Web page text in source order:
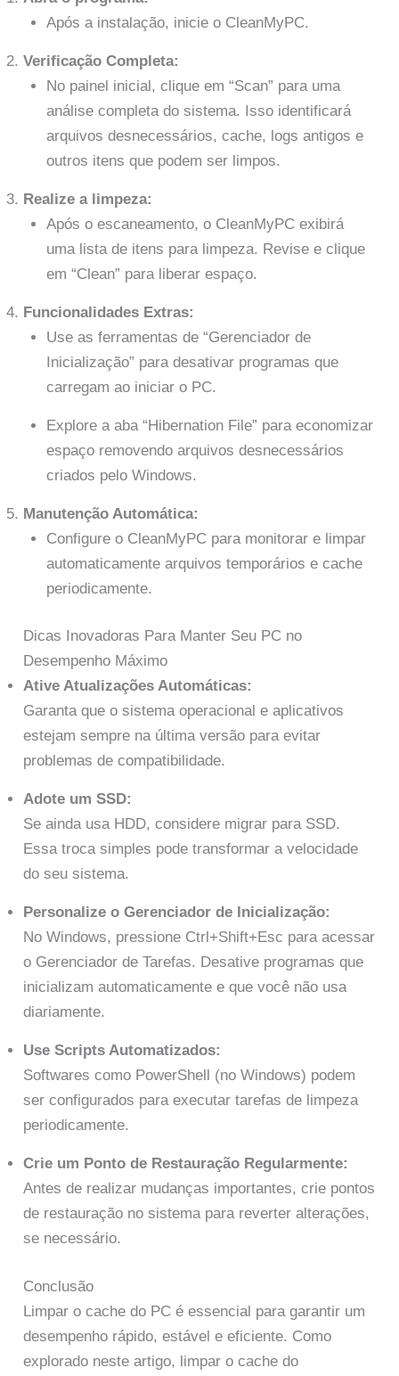
Após a instalação, inicie o CleanMyPC.
Verificação Completa:
No painel inicial, clique em “Scan” para uma
análise completa do sistema. Isso identificará
arquivos desnecessários, cache, logs antigos e
outros itens que podem ser limpos.
Realize a limpeza:
Após o escaneamento, o CleanMyPC exibirá
uma lista de itens para limpeza. Revise e clique
em “Clean” para liberar espaço.
Funcionalidades Extras:
Use as ferramentas de “Gerenciador de
Inicialização” para desativar programas que
carregam ao iniciar o PC.
Explore a aba “Hibernation File” para economizar
espaço removendo arquivos desnecessários
criados pelo Windows.
Manutenção Automática:
Configure o CleanMyPC para monitorar e limpar
automaticamente arquivos temporários e cache
periodicamente.
Dicas Inovadoras Para Manter Seu PC no
Desempenho Máximo
Ative Atualizações Automáticas:
Garanta que o sistema operacional e aplicativos
estejam sempre na última versão para evitar
problemas de compatibilidade.
Adote um SSD:
Se ainda usa HDD, considere migrar para SSD.
Essa troca simples pode transformar a velocidade
do seu sistema.
Personalize o Gerenciador de Inicialização:
No Windows, pressione Ctrl+Shift+Esc para acessar
o Gerenciador de Tarefas. Desative programas que
inicializam automaticamente e que você não usa
diariamente.
Use Scripts Automatizados:
Softwares como PowerShell (no Windows) podem
ser configurados para executar tarefas de limpeza
periodicamente.
Crie um Ponto de Restauração Regularmente:
Antes de realizar mudanças importantes, crie pontos
de restauração no sistema para reverter alterações,
se necessário.
Conclusão
Limpar o cache do PC é essencial para garantir um
desempenho rápido, estável e eficiente. Como
explorado neste artigo, limpar o cache do